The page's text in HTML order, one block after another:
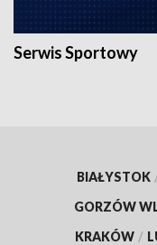
Serwis Sportowy
BIAŁYSTOK
GORZÓW
KRAKÓW /